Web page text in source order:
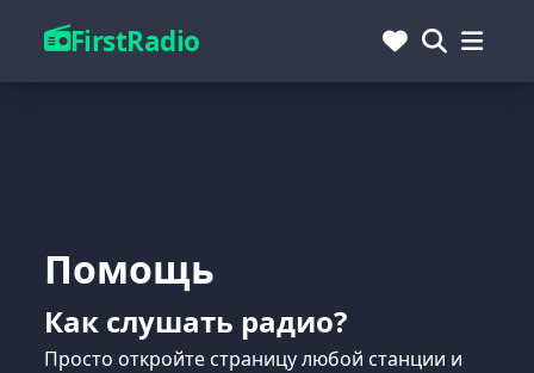
FirstRadio
Помощь
Как слушать радио?
Просто откройте страницу любой станции и